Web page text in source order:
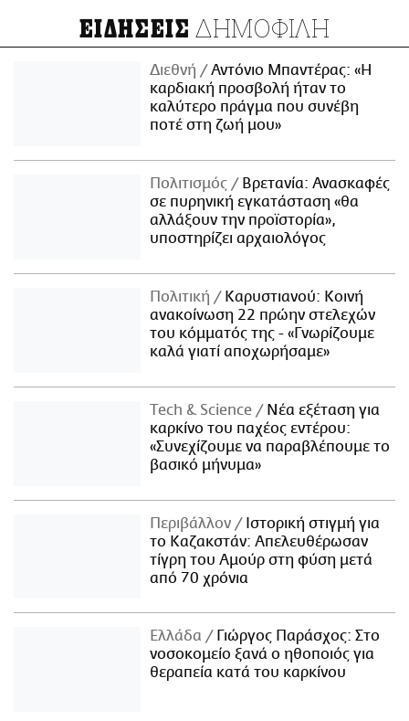
ΕΙΔΗΣΕΙΣ ΔΗΜΟΦΙΛΗ
Διεθνή
Αντόνιο Μπαντέρας: «Η
καρδιακή προσβολή ήταν το
καλύτερο πράγμα που συνέβη
ποτέ στη ζωή μου»
Πολιτισμός
Βρετανία: Ανασκαφές
σε πυρηνική εγκατάσταση «θα
αλλάξουν την προϊστορία»,
υποστηρίζει αρχαιολόγος
Πολιτική
Καρυστιανού: Κοινή
ανακοίνωση 22 πρώην στελεχών
του κόμματός της - «Γνωρίζουμε
καλά γιατί αποχωρήσαμε»
Τech & Science
Νέα εξέταση για
καρκίνο του παχέος εντέρου:
«Συνεχίζουμε να παραβλέπουμε το
βασικό μήνυμα»
Περιβάλλον
Ιστορική στιγμή για
το Καζακστάν: Απελευθέρωσαν
τίγρη του Αμούρ στη φύση μετά
από 70 χρόνια
Ελλάδα
Γιώργος Παράσχος: Στο
νοσοκομείο ξανά ο ηθοποιός για
θεραπεία κατά του καρκίνου